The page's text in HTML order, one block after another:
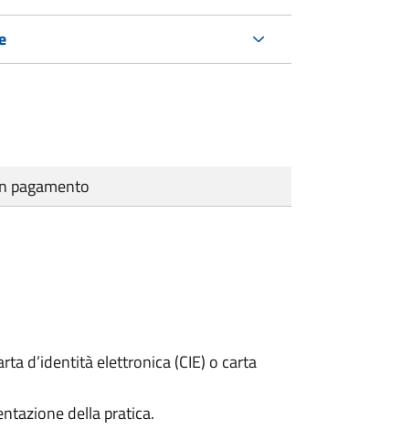
pagamento
d’identità elettronica (CIE) o carta
della pratica.